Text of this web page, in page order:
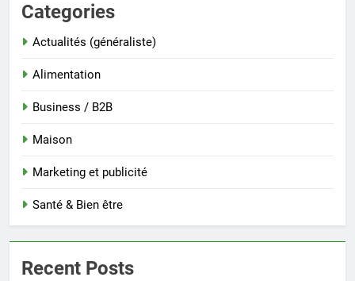
Categories
Actualités (généraliste)
Alimentation
Business / B2B
Maison
Marketing et publicité
Santé & Bien être
Recent Posts